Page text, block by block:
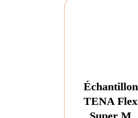
Échantillon
TENA Flex